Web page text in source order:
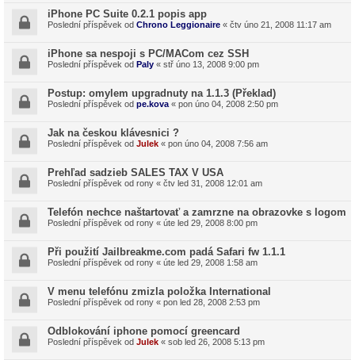
iPhone PC Suite 0.2.1 popis app
Poslední příspěvek od Chrono Leggionaire « čtv úno 21, 2008 11:17 am
iPhone sa nespoji s PC/MACom cez SSH
Poslední příspěvek od Paly « stř úno 13, 2008 9:00 pm
Postup: omylem upgradnuty na 1.1.3 (Překlad)
Poslední příspěvek od pe.kova « pon úno 04, 2008 2:50 pm
Jak na českou klávesnici ?
Poslední příspěvek od Julek « pon úno 04, 2008 7:56 am
Prehľad sadzieb SALES TAX V USA
Poslední příspěvek od rony « čtv led 31, 2008 12:01 am
Telefón nechce naštartovať a zamrzne na obrazovke s logom
Poslední příspěvek od rony « úte led 29, 2008 8:00 pm
Při použití Jailbreakme.com padá Safari fw 1.1.1
Poslední příspěvek od rony « úte led 29, 2008 1:58 am
V menu telefónu zmizla položka International
Poslední příspěvek od rony « pon led 28, 2008 2:53 pm
Odblokování iphone pomocí greencard
Poslední příspěvek od Julek « sob led 26, 2008 5:13 pm